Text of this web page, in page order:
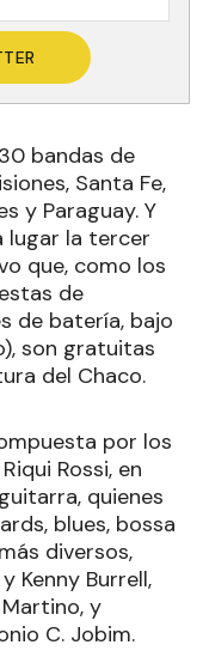
bandas de
Santa Fe,
y Paraguay. Y
lugar la tercer
que, como los
de
de batería, bajo
son gratuitas
del Chaco.
por los
Rossi, en
quienes
blues, bossa
diversos,
Kenny Burrell,
y
C. Jobim.